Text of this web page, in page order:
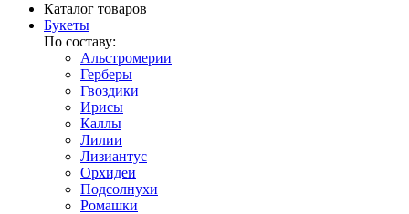
Каталог товаров
Букеты
По составу:
Альстромерии
Герберы
Гвоздики
Ирисы
Каллы
Лилии
Лизиантус
Орхидеи
Подсолнухи
Ромашки